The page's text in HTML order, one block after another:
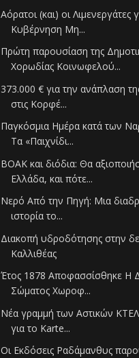
Αόρατοι (και) οι Λιμενεργάτες
Κυβέρνηση Μη...
Πρώτη παρουσίαση της
Χορωδίας Κοινωφελού...
373.000 € για την ανάπλαση
στις Κορφέ...
Παγκόσμια Ημέρα κατά των
Τα «Παιχνίδι...
ΒΟΑΚ και διόδια: Θα
Ελλάδα, και πότε...
Νερό Από την Πηγή: Μια
ιστορία το...
Διακοπή υδροδότησης στην
Καλλιθέας
Έτος 1878 Αποφασσίσθηκε Η
Σώματος Χωροφ...
Νέα γραμμή των Αστικών
για το Karte...
Οι Εκδόσεις Ραδάμανθυς